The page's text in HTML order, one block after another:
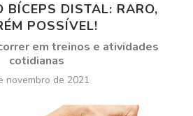
BÍCEPS DISTAL: RARO,
POSSÍVEL!
em treinos e atividades
cotidianas
novembro de 2021